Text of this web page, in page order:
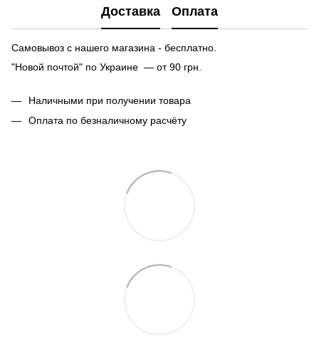
Доставка Оплата
Самовывоз с нашего магазина - бесплатно.
"Новой почтой" по Украине — от 90 грн.
Наличными при получении товара
Оплата по безналичному расчёту